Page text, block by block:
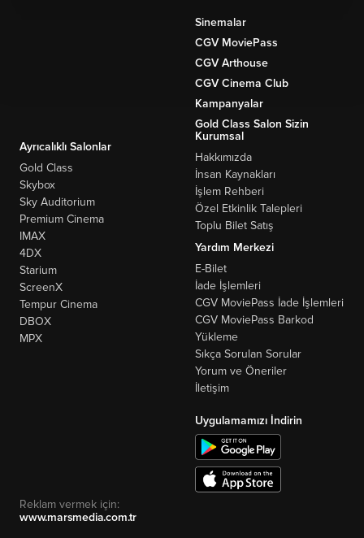
Sinemalar
CGV MoviePass
CGV Arthouse
CGV Cinema Club
Kampanyalar
Gold Class Salon Sizin
Ayrıcalıklı Salonlar
Gold Class
Skybox
Sky Auditorium
Premium Cinema
IMAX
4DX
Starium
ScreenX
Tempur Cinema
DBOX
MPX
Kurumsal
Hakkımızda
İnsan Kaynakları
İşlem Rehberi
Özel Etkinlik Talepleri
Toplu Bilet Satış
Yardım Merkezi
E-Bilet
İade İşlemleri
CGV MoviePass İade İşlemleri
CGV MoviePass Barkod
Yükleme
Sıkça Sorulan Sorular
Yorum ve Öneriler
İletişim
Uygulamamızı İndirin
Reklam vermek için:
www.marsmedia.com.tr